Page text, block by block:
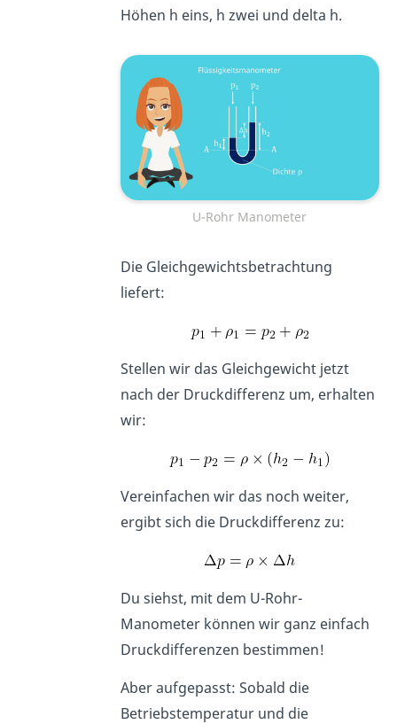
Höhen h eins, h zwei und delta h.
U-Rohr Manometer
Die Gleichgewichtsbetrachtung
liefert:
Stellen wir das Gleichgewicht jetzt
nach der Druckdifferenz um, erhalten
wir:
Vereinfachen wir das noch weiter,
ergibt sich die Druckdifferenz zu:
Du siehst, mit dem U-Rohr-
Manometer können wir ganz einfach
Druckdifferenzen bestimmen!
Aber aufgepasst: Sobald die
Betriebstemperatur und die